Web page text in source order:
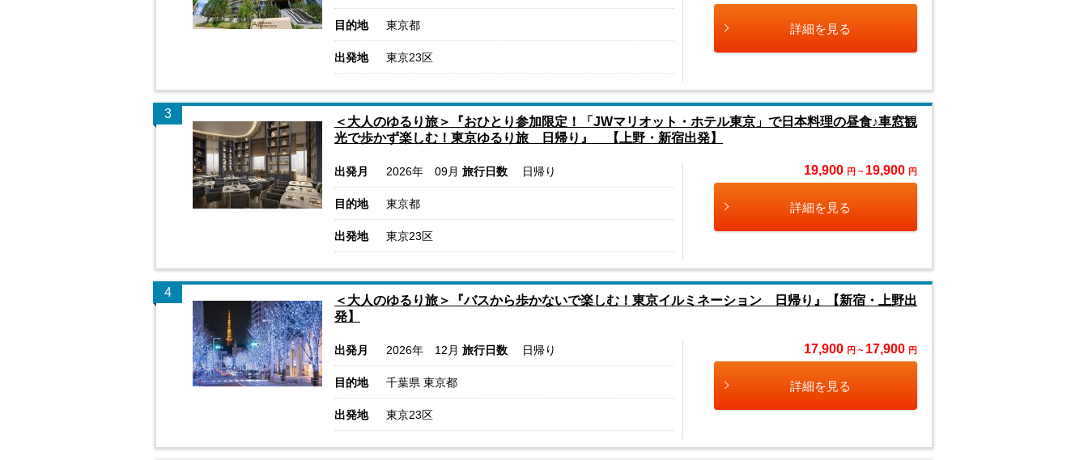
目的地 東京都
出発地 東京23区
詳細を見る
3
＜大人のゆるり旅＞『おひとり参加限定！「JWマリオット・ホテル東京」で日本料理の昼食♪車窓観
光で歩かず楽しむ！東京ゆるり旅 日帰り』 【上野・新宿出発】
出発月 2026年 09月 旅行日数 日帰り
目的地 東京都
出発地 東京23区
19,900 円 ~ 19,900 円
詳細を見る
4
＜大人のゆるり旅＞『バスから歩かないで楽しむ！東京イルミネーション 日帰り』【新宿・上野出
発】
出発月 2026年 12月 旅行日数 日帰り
目的地 千葉県 東京都
出発地 東京23区
17,900 円 ~ 17,900 円
詳細を見る